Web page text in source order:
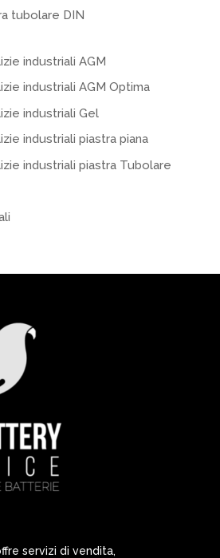
tubolare DIN
industriali AGM
industriali AGM Optima
industriali Gel
industriali piastra piana
industriali piastra Tubolare
servizi di vendita,